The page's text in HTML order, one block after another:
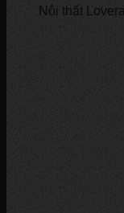
Nội thất